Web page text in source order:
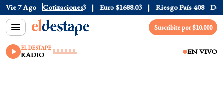
Vie 7 Ago Cotizaciones
Dólar CCL $1577.3 Euro $1688.03 Riesgo País 408
Suscribite por $10.000
EL DESTAPE
RADIO EN VIVO